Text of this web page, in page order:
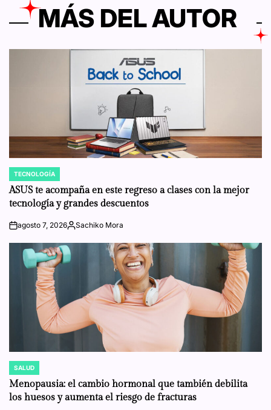
MÁS DEL AUTOR
POSTED
IN
TECNOLOGÍA
ASUS te acompaña en este regreso a clases con la mejor
tecnología y grandes descuentos
onagosto 7, 2026Posted
Sachiko Mora
POSTED
IN
SALUD
Menopausia: el cambio hormonal que también debilita
los huesos y aumenta el riesgo de fracturas